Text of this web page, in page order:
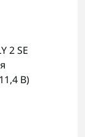
2 SE
В)